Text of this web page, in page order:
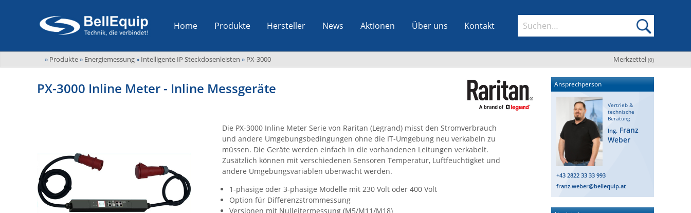
Home Produkte Hersteller News Aktionen Über uns Kontakt
Merkzettel (0)
» Produkte» Energiemessung» Intelligente IP Steckdosenleisten » PX-3000
PX-3000 Inline Meter - Inline Messgeräte
Die PX-3000 Inline Meter Serie von Raritan (Legrand) misst den Stromverbrauch
und andere Umgebungsbedingungen ohne die IT-Umgebung neu verkabeln zu
müssen. Die Geräte werden einfach in die vorhandenen Leitungen verkabelt.
Zusätzlich können mit verschiedenen Sensoren Temperatur, Luftfeuchtigket und
andere Umgebungsvariablen überwacht werden.
1-phasige oder 3-phasige Modelle mit 230 Volt oder 400 Volt
Option für Differenzstrommessung
Versionen mit Nulleitermessung (M5/M11/M18)
Ansprechperson
Vertrieb &
technische
Beratung
Ing. Franz
Weber
+43 2822 33 33 993
franz.weber@bellequip.at